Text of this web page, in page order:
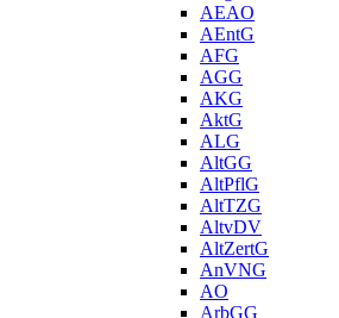
AEAO
AEntG
AFG
AGG
AKG
AktG
ALG
AltGG
AltPflG
AltTZG
AltvDV
AltZertG
AnVNG
AO
ArbGG